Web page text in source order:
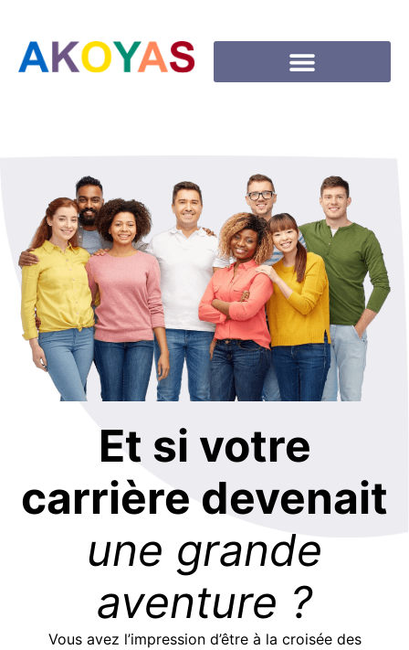
Et si votre
carrière devenait
une grande
aventure ?
Vous avez l’impression d’être à la croisée des